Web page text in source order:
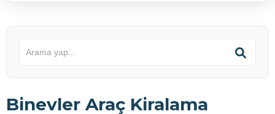
Binevler Araç Kiralama